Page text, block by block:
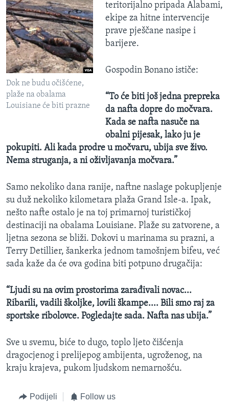
Dok ne budu očišćene,
plaže na obalama
Louisiane će biti prazne
teritorijalno pripada Alabami,
ekipe za hitne intervencije
prave pješčane nasipe i
barijere.
Gospodin Bonano ističe:
“To će biti još jedna prepreka
da nafta dopre do močvara.
Kada se nafta nasuče na
obalni pijesak, lako ju je
pokupiti. Ali kada prodre u močvaru, ubija sve živo.
Nema struganja, a ni oživljavanja močvara.”
Samo nekoliko dana ranije, naftne naslage pokupljenje
su duž nekoliko kilometara plaža Grand Isle-a. Ipak,
nešto nafte ostalo je na toj primarnoj turističkoj
destinaciji na obalama Louisiane. Plaže su zatvorene, a
ljetna sezona se bliži. Dokovi u marinama su prazni, a
Terry Detillier, šankerka jednom tamošnjem bifeu, već
sada kaže da će ova godina biti potpuno drugačija:
“Ljudi su na ovim prostorima zarađivali novac...
Ribarili, vadili školjke, lovili škampe.... Bili smo raj za
sportske ribolovce. Pogledajte sada. Nafta nas ubija.”
Sve u svemu, biće to dugo, toplo ljeto čišćenja
dragocjenog i prelijepog ambijenta, ugroženog, na
kraju krajeva, pukom ljudskom nemarnošću.
Podijeli Follow us